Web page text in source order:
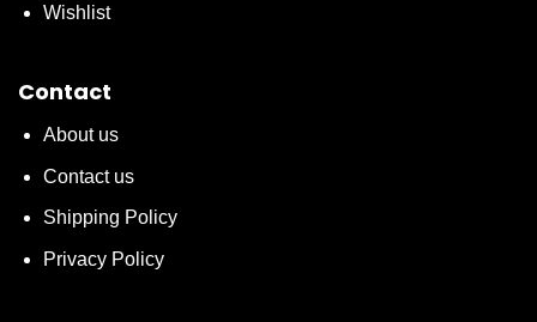
Wishlist
Contact
About us
Contact us
Shipping Policy
Privacy Policy